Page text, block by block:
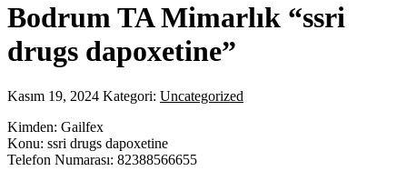
Bodrum TA Mimarlık “ssri
drugs dapoxetine”
Kasım 19, 2024 Kategori: Uncategorized
Kimden: Gailfex
Konu: ssri drugs dapoxetine
Telefon Numarası: 82388566655